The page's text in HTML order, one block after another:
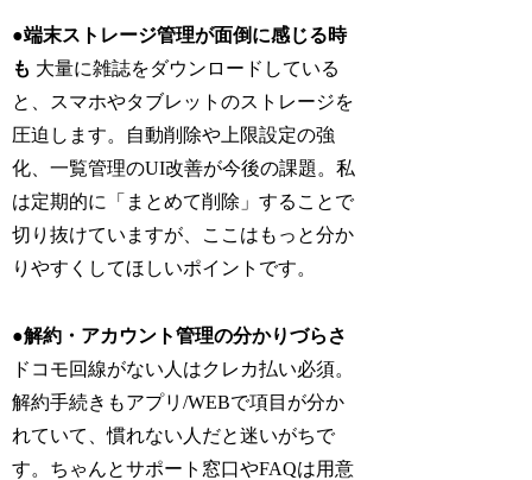
●端末ストレージ管理が面倒に感じる時
も 大量に雑誌をダウンロードしている
と、スマホやタブレットのストレージを
圧迫します。自動削除や上限設定の強
化、一覧管理のUI改善が今後の課題。私
は定期的に「まとめて削除」することで
切り抜けていますが、ここはもっと分か
りやすくしてほしいポイントです。
●解約・アカウント管理の分かりづらさ
ドコモ回線がない人はクレカ払い必須。
解約手続きもアプリ/WEBで項目が分か
れていて、慣れない人だと迷いがちで
す。ちゃんとサポート窓口やFAQは用意